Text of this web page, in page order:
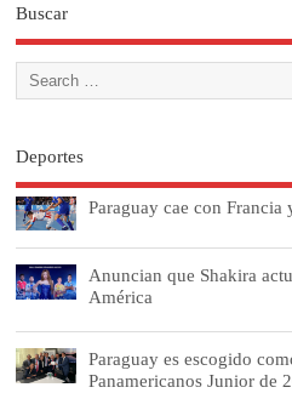
Buscar
Deportes
Paraguay cae con
Anuncian que Shakira
América
Paraguay es escogido
Panamericanos Junior de